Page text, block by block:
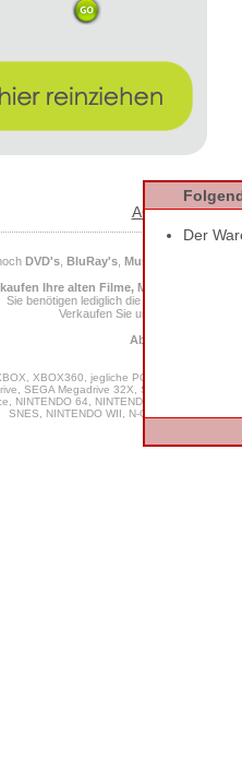
AGB
DVD's, BluRay's, Musik CD's
Ihre alten Filme, Musik und Spiele
Sie benötigen lediglich die
Verkaufen Sie uns Ihre alten
Ab 25 Euro
XBOX360, jegliche PC Software,
SEGA Megadrive 32X, SEGA Master
NINTENDO 64, NINTENDO DS,
SNES, NINTENDO WII, N-Gage, MUSIK,
Der